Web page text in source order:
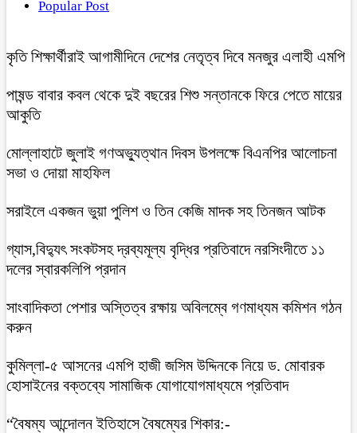
Popular Post
কৃতি শিক্ষার্থীরাই আগামীদিনে দেশের নেতৃত্ব দিবে মনজুর এলাহী এমপি
পাষন্ড বাবার কবল থেকে দুই বছরের শিশু সন্তানকে ফিরে পেতে মায়ের
আকুতি
মোল্লাহাটে জুলাই গণঅভ্যুত্থান দিবস উপলক্ষে বিএনপির আলোচনা
সভা ও দোয়া মাহফিল
সরাইলে একজন ভুয়া পুলিশ ও তিন কেজি মাদক সহ তিনজন আটক
গ্যাস,বিদ্যুৎ সংকটসহ দ্রব্যমূল্য বৃদ্ধির প্রতিবাদে নরসিংদীতে ১১
দলের স্বারকলিপি প্রদান
সাংবাদিকতা পেশার অস্তিত্ব রক্ষায় অবিলম্বে গণমাধ্যম কমিশন গঠন
করুন
কুমিল্লা-৫ আসনের এমপি হাজী জসিম উদ্দিনকে নিয়ে ড. মোবারক
হোসাইনের বক্তব্যে সামাজিক যোগাযোগমাধ্যমে প্রতিবাদ
“বৈষম্য আন্দোলন ইতিহাসে বৈষম্যের শিকার:-